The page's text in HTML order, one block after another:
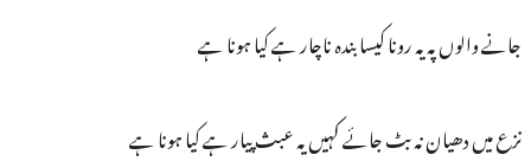
جانے والوں پہ یہ رونا کیسا بندہ ناچار ہے کیا ہونا ہے
نزع میں دھیان نہ بٹ جائے کہیں یہ عبث پیار ہے کیا ہونا ہے